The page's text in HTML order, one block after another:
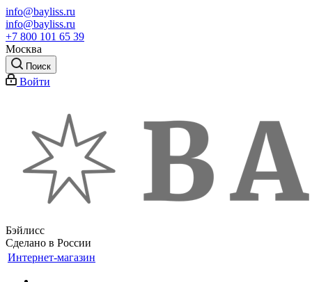
info@bayliss.ru
info@bayliss.ru
+7 800 101 65 39
Москва
Поиск
Войти
Бэйлисс
Сделано в России
Интернет-магазин